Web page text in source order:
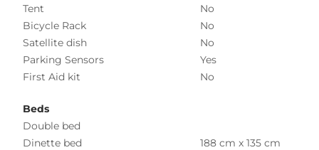
Tent
No
Bicycle Rack
No
Satellite dish
No
Parking Sensors
Yes
First Aid kit
No
Beds
Double bed
Dinette bed
188 cm x 135 cm